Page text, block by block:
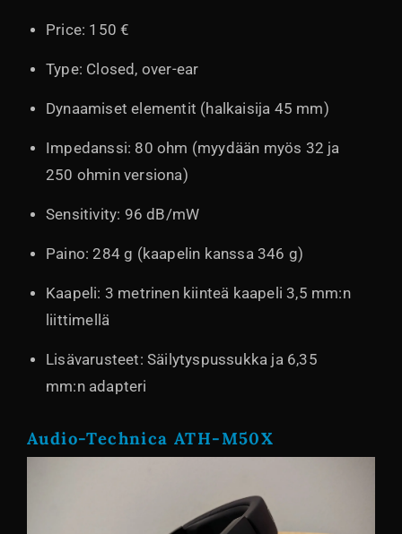
Price: 150 €
Type: Closed, over-ear
Dynaamiset elementit (halkaisija 45 mm)
Impedanssi: 80 ohm (myydään myös 32 ja
250 ohmin versiona)
Sensitivity: 96 dB/mW
Paino: 284 g (kaapelin kanssa 346 g)
Kaapeli: 3 metrinen kiinteä kaapeli 3,5 mm:n
liittimellä
Lisävarusteet: Säilytyspussukka ja 6,35
mm:n adapteri
Audio-Technica ATH-M50X